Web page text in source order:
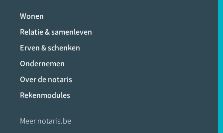
Wonen
Relatie & samenleven
Erven & schenken
Ondernemen
Over de notaris
Rekenmodules
Meer notaris.be